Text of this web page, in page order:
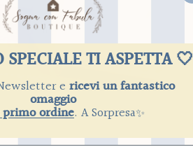
SPECIALE TI ASPETTA 🤍
e ricevi un fantastico
omaggio
ordine. A Sorpresa✨